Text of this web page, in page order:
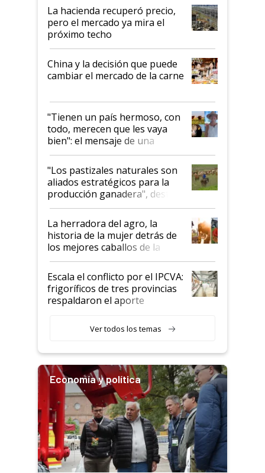
La hacienda recuperó precio,
pero el mercado ya mira el
próximo techo
China y la decisión que puede
cambiar el mercado de la carne
"Tienen un país hermoso, con
todo, merecen que les vaya
bien": el mensaje de una
ganadera uruguaya sobre las
oportunidades que se abren
para el agro en Argentina, con
foco en la carne
"Los pastizales naturales son
aliados estratégicos para la
producción ganadera", destaca
la iniciativa que ya reúne a 46
establecimientos en Argentina
La herradora del agro, la
historia de la mujer detrás de
los mejores caballos de la
Argentina y los mitos que
todavía hacen sufrir a estos
animales: "Mientras me
descalificaban, yo seguí
haciendo currículum"
Escala el conflicto por el IPCVA:
frigoríficos de tres provincias
respaldaron el aporte
Ver todos los temas
Economía y política